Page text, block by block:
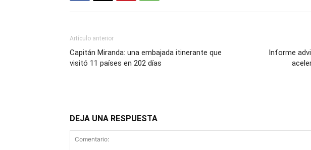
Artículo anterior
Capitán Miranda: una embajada itinerante que
visitó 11 países en 202 días
Informe
DEJA UNA RESPUESTA